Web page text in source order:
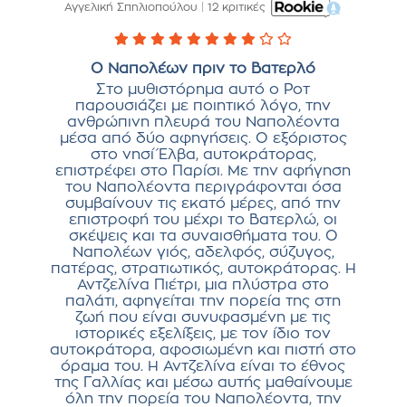
Αγγελική Σπηλιοπούλου 12 κριτικές
Ο Ναπολέων πριν το Βατερλό
Στο μυθιστόρημα αυτό ο Ροτ
παρουσιάζει με ποιητικό λόγο, την
ανθρώπινη πλευρά του Ναπολέοντα
μέσα από δύο αφηγήσεις. Ο εξόριστος
στο νησί Έλβα, αυτοκράτορας,
επιστρέφει στο Παρίσι. Με την αφήγηση
του Ναπολέοντα περιγράφονται όσα
συμβαίνουν τις εκατό μέρες, από την
επιστροφή του μέχρι το Βατερλώ, οι
σκέψεις και τα συναισθήματα του. Ο
Ναπολέων γιός, αδελφός, σύζυγος,
πατέρας, στρατιωτικός, αυτοκράτορας. Η
Αντζελίνα Πιέτρι, μια πλύστρα στο
παλάτι, αφηγείται την πορεία της στη
ζωή που είναι συνυφασμένη με τις
ιστορικές εξελίξεις, με τον ίδιο τον
αυτοκράτορα, αφοσιωμένη και πιστή στο
όραμα του. Η Αντζελίνα είναι το έθνος
της Γαλλίας και μέσω αυτής μαθαίνουμε
όλη την πορεία του Ναπολέοντα, την